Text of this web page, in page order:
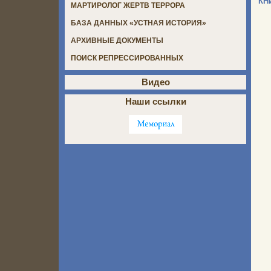
МАРТИРОЛОГ ЖЕРТВ ТЕРРОРА
БАЗА ДАННЫХ «УСТНАЯ ИСТОРИЯ»
АРХИВНЫЕ ДОКУМЕНТЫ
ПОИСК РЕПРЕССИРОВАННЫХ
Видео
Наши ссылки